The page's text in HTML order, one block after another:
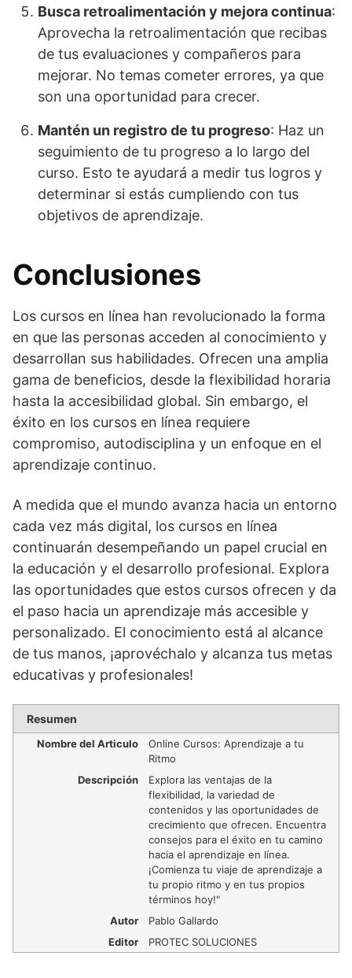
Busca retroalimentación y mejora continua:
Aprovecha la retroalimentación que recibas
de tus evaluaciones y compañeros para
mejorar. No temas cometer errores, ya que
son una oportunidad para crecer.
Mantén un registro de tu progreso: Haz un
seguimiento de tu progreso a lo largo del
curso. Esto te ayudará a medir tus logros y
determinar si estás cumpliendo con tus
objetivos de aprendizaje.
Conclusiones
Los cursos en línea han revolucionado la forma
en que las personas acceden al conocimiento y
desarrollan sus habilidades. Ofrecen una amplia
gama de beneficios, desde la flexibilidad horaria
hasta la accesibilidad global. Sin embargo, el
éxito en los cursos en línea requiere
compromiso, autodisciplina y un enfoque en el
aprendizaje continuo.
A medida que el mundo avanza hacia un entorno
cada vez más digital, los cursos en línea
continuarán desempeñando un papel crucial en
la educación y el desarrollo profesional. Explora
las oportunidades que estos cursos ofrecen y da
el paso hacia un aprendizaje más accesible y
personalizado. El conocimiento está al alcance
de tus manos, ¡aprovéchalo y alcanza tus metas
educativas y profesionales!
Resumen
Nombre del Articulo
Online Cursos: Aprendizaje a tu
Ritmo
Descripción
Explora las ventajas de la
flexibilidad, la variedad de
contenidos y las oportunidades de
crecimiento que ofrecen. Encuentra
consejos para el éxito en tu camino
hacia el aprendizaje en línea.
¡Comienza tu viaje de aprendizaje a
tu propio ritmo y en tus propios
términos hoy!"
Autor
Pablo Gallardo
Editor
PROTEC SOLUCIONES